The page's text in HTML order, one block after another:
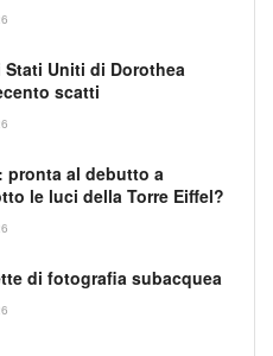
Uniti di Dorothea
scatti
pronta al debutto a
le luci della Torre Eiffel?
di fotografia subacquea